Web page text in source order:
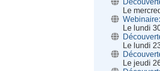
Le
Le lundi
Le lundi
Le jeudi